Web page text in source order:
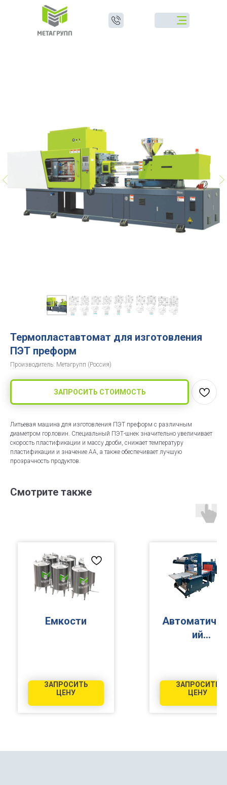
Термопластавтомат для изготовления
ПЭТ преформ
Производитель: Метагрупп (Россия)
ЗАПРОСИТЬ СТОИМОСТЬ
Литьевая машина для изготовления ПЭТ преформ с различным
диаметром горловин. Специальный ПЭТ-шнек значительно увеличивает
скорость пластификации и массу дроби, снижает температуру
пластификации и значение AA, а также обеспечивает лучшую
прозрачность продуктов.
Смотрите также
Емкости
ЗАПРОСИТЬ
ЦЕНУ
ий
ЗАПРОСИТЬ
ЦЕНУ